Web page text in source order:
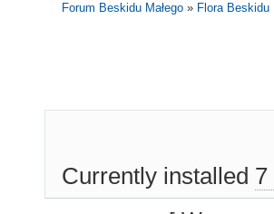
Forum Beskidu Małego » Flora Beskidu
Currently installed 7